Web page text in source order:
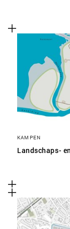
KAMPEN
Landschaps-